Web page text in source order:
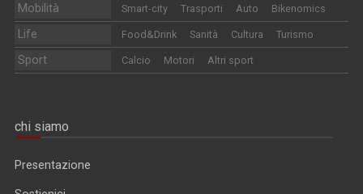
Mobilità Smart-city Trasporti Auto Bikenomics
Life Food&Drink Sanità Cultura Turismo
Sport Calcio Motori Altri sport
chi siamo
Presentazione